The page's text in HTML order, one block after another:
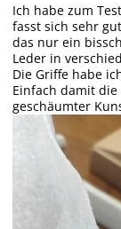
Ich habe zum
fasst sich sehr
das nur ein
Leder in
Die Griffe habe
Einfach damit
geschäumter